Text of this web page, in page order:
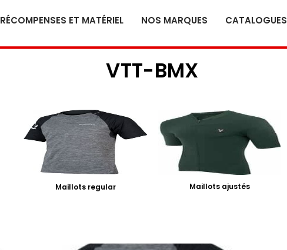
RÉCOMPENSES ET MATÉRIEL NOS MARQUES CATALOGUES
VTT-BMX
Maillots regular Maillots ajustés